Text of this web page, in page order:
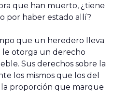
que han muerto, ¿tiene
por haber estado allí?
que un heredero lleva
le otorga un derecho
Sus derechos sobre la
los mismos que los del
proporción que marque